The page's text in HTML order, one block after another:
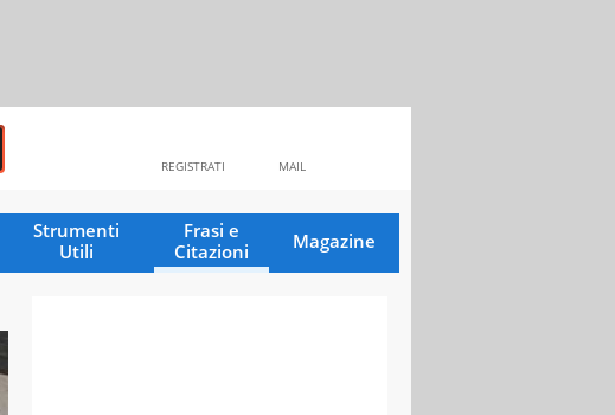
MAIL
REGISTRATI
Strumenti
Utili
Frasi e
Citazioni
Magazine